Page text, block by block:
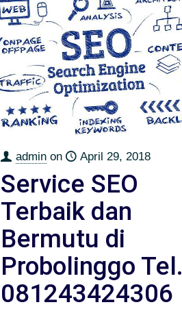
admin on April 29, 2018
Service SEO
Terbaik dan
Bermutu di
Probolinggo Tel.
081243424306